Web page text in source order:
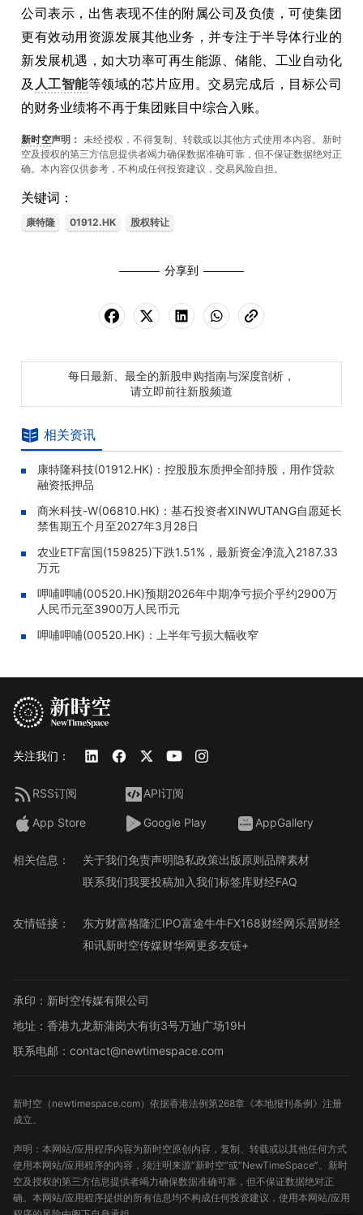
公司表示，出售表现不佳的附属公司及负债，可使集团
更有效动用资源发展其他业务，并专注于半导体行业的
新发展机遇，如大功率可再生能源、储能、工业自动化
及 人工智能等领域的芯片应用。交易完成后，目标公司
的财务业绩将不再于集团账目中综合入账。
新时空声明： 未经授权，不得复制、转载或以其他方式使用本内容。新时
空及授权的第三方信息提供者竭力确保数据准确可靠，但不保证数据绝对正
确。本內容仅供参考，不构成任何投资建议，交易风险自担。
关键词：
​​康特隆 01912.HK 股权转让
分享到
每日最新、最全的新股申购指南与深度剖析，
请立即前往新股频道
相关资讯
康特隆科技(01912.HK)：控股股东质押全部持股，用作贷款
融资抵押品
商米科技-W(06810.HK)：基石投资者XINWUTANG自愿延长
禁售期五个月至2027年3月28日
农业ETF富国(159825)下跌1.51%，最新资金净流入2187.33
万元
呷哺呷哺(00520.HK)预期2026年中期净亏损介乎约2900万
人民币元至3900万人民币元
呷哺呷哺(00520.HK)：上半年亏损大幅收窄
关注我们：
RSS订阅 API订阅
App Store Google Play AppGallery
相关信息： 关于我们免责声明隐私政策出版原则品牌素材
联系我们我要投稿加入我们标签库财经FAQ
友情链接： 东方财富格隆汇IPO富途牛牛FX168财经网乐居财经
和讯新时空传媒财华网更多友链+
承印：新时空传媒有限公司
地址：香港九龙新蒲岗大有街3号万迪广场19H
联系电邮：contact@newtimespace.com
新时空（ newtimespace.com）依据香港法例第268章《本地报刊条例》注册
成立。
声明：本网站/应用程序内容为新时空原创内容，复制、转载或以其他任何方式
使用本网站/应用程序的内容，须注明来源“新时空”或“NewTimeSpace”。新时
空及授权的第三方信息提供者竭力确保数据准确可靠，但不保证数据绝对正
确。本网站/应用程序提供的所有信息均不构成任何投资建议，使用本网站/应用